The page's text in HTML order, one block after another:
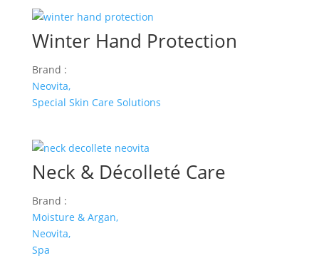
Winter Hand Protection
Brand :
Neovita,
Special Skin Care Solutions
Neck & Décolleté Care
Brand :
Moisture & Argan,
Neovita,
Spa